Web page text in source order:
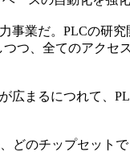
業だ。PLCの研
つ、全てのアク
まるにつれて、
のチップセット